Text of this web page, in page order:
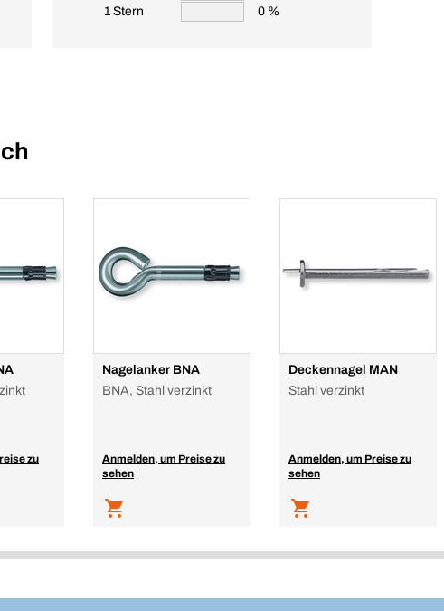
1 Stern
0 %
zu
Nagelanker BNA
BNA, Stahl verzinkt
Anmelden, um Preise zu
sehen
Deckennagel MAN
Stahl verzinkt
Anmelden, um Preise zu
sehen